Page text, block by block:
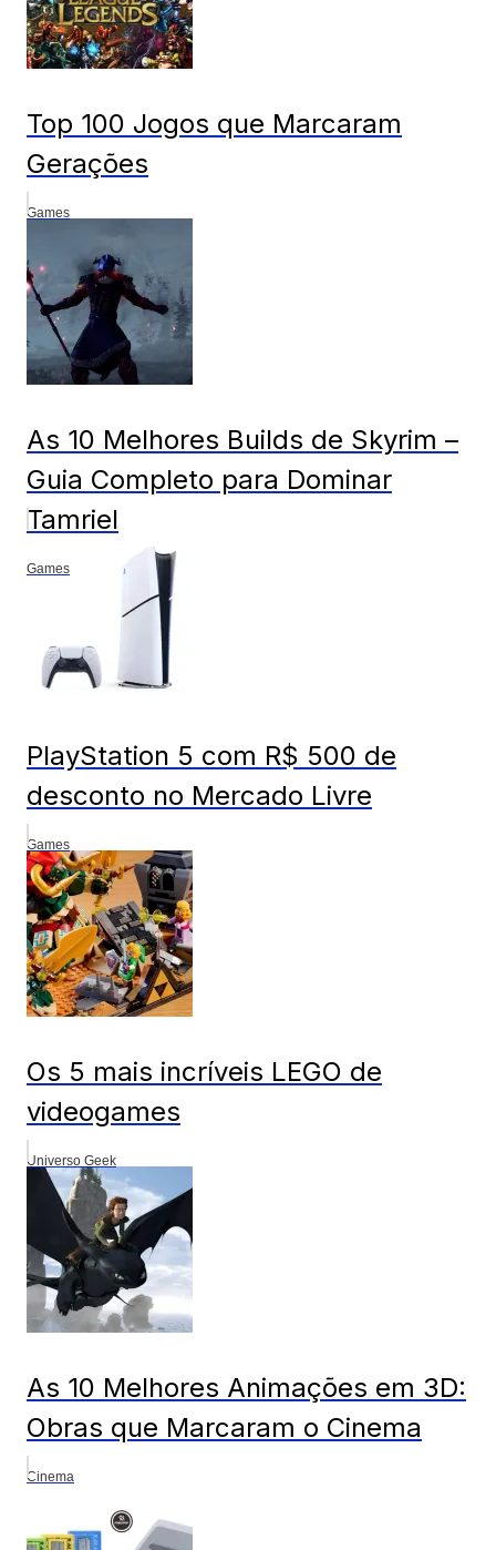
Top 100 Jogos que Marcaram
Gerações
Games
As 10 Melhores Builds de Skyrim –
Guia Completo para Dominar
Tamriel
Games
PlayStation 5 com R$ 500 de
desconto no Mercado Livre
Games
Os 5 mais incríveis LEGO de
videogames
Universo Geek
As 10 Melhores Animações em 3D:
Obras que Marcaram o Cinema
Cinema